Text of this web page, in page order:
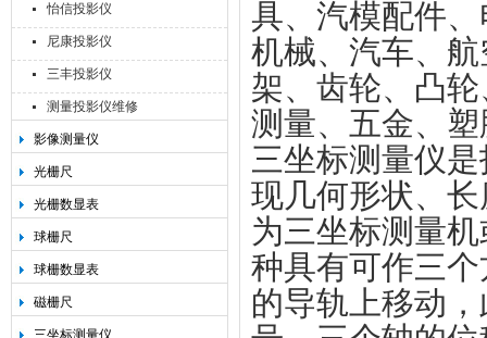
怡信投影仪
尼康投影仪
三丰投影仪
测量投影仪维修
影像测量仪
光栅尺
光栅数显表
球栅尺
球栅数显表
磁栅尺
三坐标测量仪
具、汽模配件
机械、汽车、
架、齿轮、凸
测量、五金、
三坐标测量仪
现几何形状、
为三坐标测量
种具有可作三
的导轨上移动